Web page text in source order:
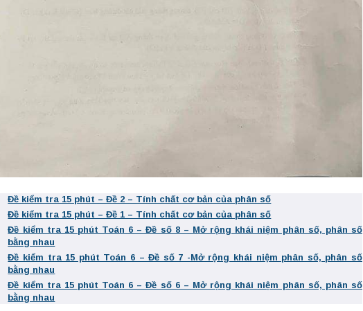
Đề kiểm tra 15 phút – Đề 2 – Tính chất cơ bản của phân số
Đề kiểm tra 15 phút – Đề 1 – Tính chất cơ bản của phân số
Đề kiểm tra 15 phút Toán 6 – Đề số 8 – Mở rộng khái niệm phân số, phân số
bằng nhau
Đề kiểm tra 15 phút Toán 6 – Đề số 7 -Mở rộng khái niệm phân số, phân số
bằng nhau
Đề kiểm tra 15 phút Toán 6 – Đề số 6 – Mở rộng khái niệm phân số, phân số
bằng nhau